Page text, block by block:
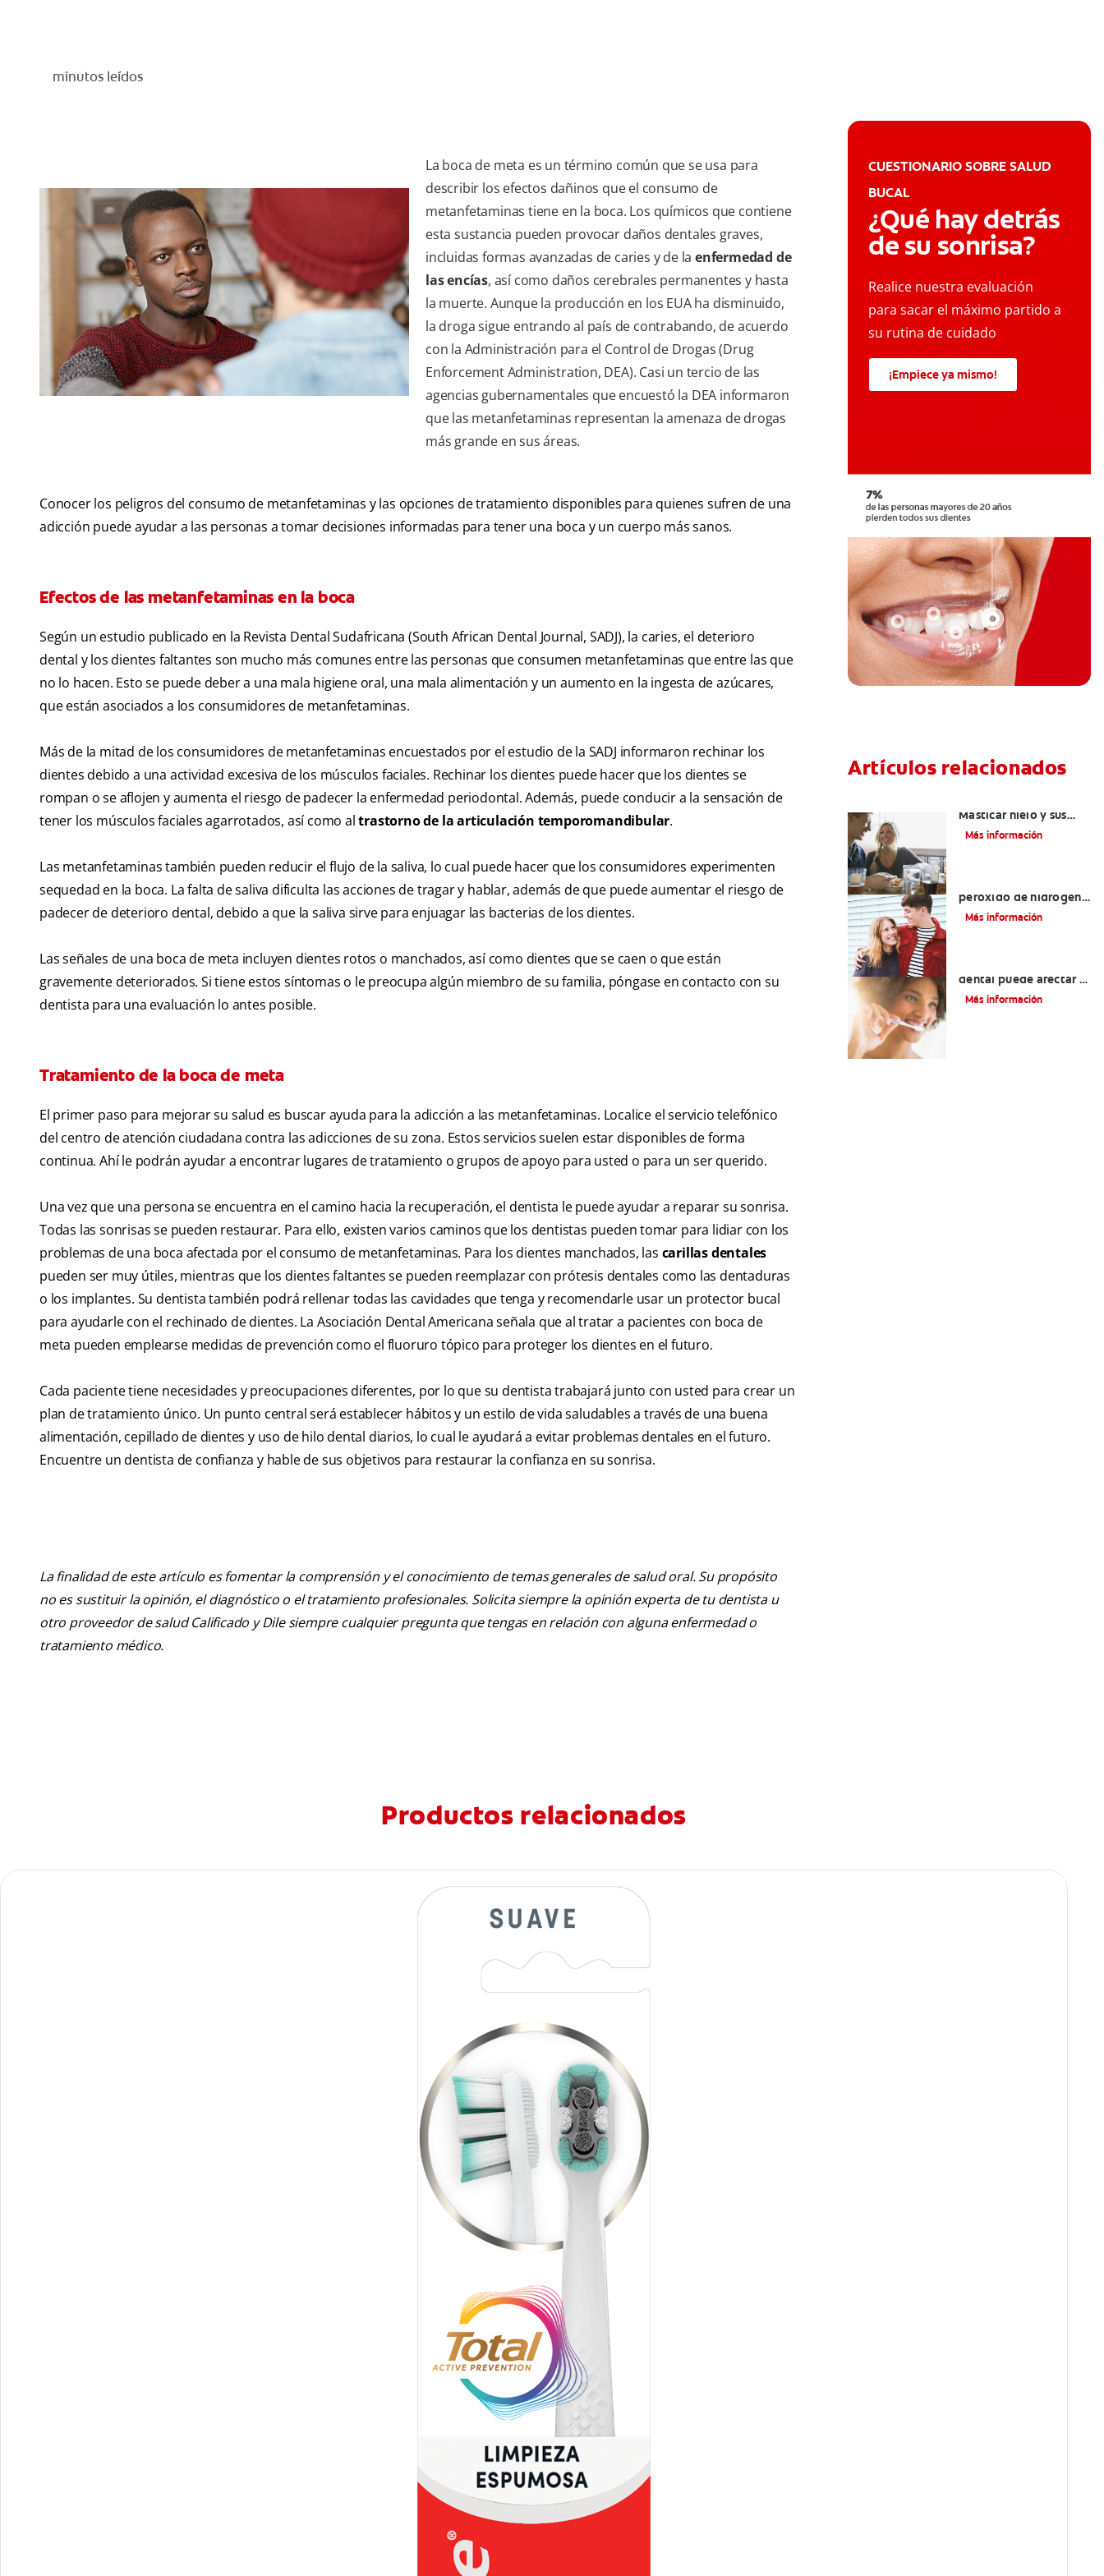
minutos leídos
La boca de meta es un término común que se usa para
describir los efectos dañinos que el consumo de
metanfetaminas tiene en la boca. Los químicos que contiene
esta sustancia pueden provocar daños dentales graves,
incluidas formas avanzadas de caries y de la enfermedad de
las encías, así como daños cerebrales permanentes y hasta
la muerte. Aunque la producción en los EUA ha disminuido,
la droga sigue entrando al país de contrabando, de acuerdo
con la Administración para el Control de Drogas (Drug
Enforcement Administration, DEA). Casi un tercio de las
agencias gubernamentales que encuestó la DEA informaron
que las metanfetaminas representan la amenaza de drogas
más grande en sus áreas.
Conocer los peligros del consumo de metanfetaminas y las opciones de tratamiento disponibles para quienes sufren de una
adicción puede ayudar a las personas a tomar decisiones informadas para tener una boca y un cuerpo más sanos.
Efectos de las metanfetaminas en la boca
Según un estudio publicado en la Revista Dental Sudafricana (South African Dental Journal, SADJ), la caries, el deterioro
dental y los dientes faltantes son mucho más comunes entre las personas que consumen metanfetaminas que entre las que
no lo hacen. Esto se puede deber a una mala higiene oral, una mala alimentación y un aumento en la ingesta de azúcares,
que están asociados a los consumidores de metanfetaminas.
Más de la mitad de los consumidores de metanfetaminas encuestados por el estudio de la SADJ informaron rechinar los
dientes debido a una actividad excesiva de los músculos faciales. Rechinar los dientes puede hacer que los dientes se
rompan o se aflojen y aumenta el riesgo de padecer la enfermedad periodontal. Además, puede conducir a la sensación de
tener los músculos faciales agarrotados, así como altrastorno de la articulación temporomandibular.
Las metanfetaminas también pueden reducir el flujo de la saliva, lo cual puede hacer que los consumidores experimenten
sequedad en la boca. La falta de saliva dificulta las acciones de tragar y hablar, además de que puede aumentar el riesgo de
padecer de deterioro dental, debido a que la saliva sirve para enjuagar las bacterias de los dientes.
Las señales de una boca de meta incluyen dientes rotos o manchados, así como dientes que se caen o que están
gravemente deteriorados. Si tiene estos síntomas o le preocupa algún miembro de su familia, póngase en contacto con su
dentista para una evaluación lo antes posible.
Tratamiento de la boca de meta
El primer paso para mejorar su salud es buscar ayuda para la adicción a las metanfetaminas. Localice el servicio telefónico
del centro de atención ciudadana contra las adicciones de su zona. Estos servicios suelen estar disponibles de forma
continua. Ahí le podrán ayudar a encontrar lugares de tratamiento o grupos de apoyo para usted o para un ser querido.
Una vez que una persona se encuentra en el camino hacia la recuperación, el dentista le puede ayudar a reparar su sonrisa.
Todas las sonrisas se pueden restaurar. Para ello, existen varios caminos que los dentistas pueden tomar para lidiar con los
problemas de una boca afectada por el consumo de metanfetaminas. Para los dientes manchados, las carillas dentales
pueden ser muy útiles, mientras que los dientes faltantes se pueden reemplazar con prótesis dentales como las dentaduras
o los implantes. Su dentista también podrá rellenar todas las cavidades que tenga y recomendarle usar un protector bucal
para ayudarle con el rechinado de dientes. La Asociación Dental Americana señala que al tratar a pacientes con boca de
meta pueden emplearse medidas de prevención como el fluoruro tópico para proteger los dientes en el futuro.
Cada paciente tiene necesidades y preocupaciones diferentes, por lo que su dentista trabajará junto con usted para crear un
plan de tratamiento único. Un punto central será establecer hábitos y un estilo de vida saludables a través de una buena
alimentación, cepillado de dientes y uso de hilo dental diarios, lo cual le ayudará a evitar problemas dentales en el futuro.
Encuentre un dentista de confianza y hable de sus objetivos para restaurar la confianza en su sonrisa.
La finalidad de este artículo es fomentar la comprensión y el conocimiento de temas generales de salud oral. Su propósito
no es sustituir la opinión, el diagnóstico o el tratamiento profesionales. Solicita siempre la opinión experta de tu dentista u
otro proveedor de salud Calificado y Dile siempre cualquier pregunta que tengas en relación con alguna enfermedad o
tratamiento médico.
CUESTIONARIO SOBRE SALUD
BUCAL
¿Qué hay detrás
de su sonrisa?
Realice nuestra evaluación
para sacar el máximo partido a
su rutina de cuidado
¡Empiece ya mismo!
Artículos relacionados
Masticar hielo y sus
dientes
Más información
peróxido de hidrógeno
para dientes y encías
Más información
dental puede afectar el
esmalte?
Más información
Productos relacionados